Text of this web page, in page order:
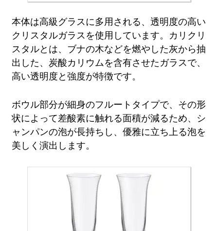
本体は高級グラスに多用される、透明度の高い
クリスタルガラスを使用しています。カリクリ
スタルとは、ブナの木などを燃やした灰から抽
出した、炭酸カリウムを含有させたガラスで、
高い透明度と強度が特徴です。
ボウル部分が細身のフルートタイプで、その形
状によって差酸素に触れる面積が減るため、シ
ャンパンの泡が長持ちし、優雅に立ち上る泡を
美しく演出します。